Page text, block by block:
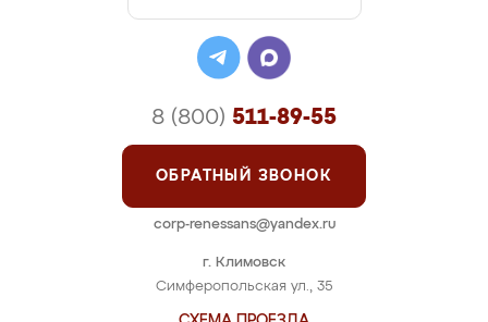
г. Климовск
Симферопольская ул., 35
8 (800) 511-89-55
ОБРАТНЫЙ ЗВОНОК
corp-renessans@yandex.ru